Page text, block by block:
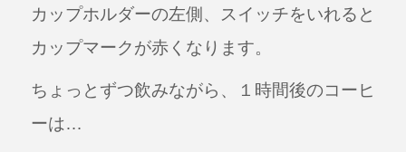
カップホルダーの左側、スイッチをいれると
カップマークが赤くなります。
ちょっとずつ飲みながら、１時間後のコーヒ
ーは…